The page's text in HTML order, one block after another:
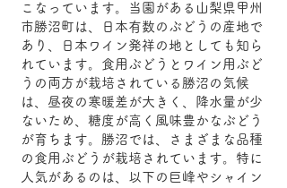
こなっています。当園がある山梨県甲州
市勝沼町は、日本有数のぶどうの産地で
あり、日本ワイン発祥の地としても知ら
れています。食用ぶどうとワイン用ぶど
うの両方が栽培されている 勝沼の気候
は、昼夜の寒暖差が大きく、降水量が少
ないため、糖度が高く風味豊かなぶどう
が育ちます。勝沼では、さまざまな品種
の食用ぶどうが栽培されています。 特に
人気があるのは、以下の巨峰やシャイン